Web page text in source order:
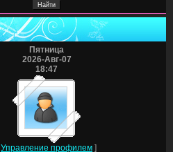
Пятница
2026-Авг-07
18:47
Управление профилем ]